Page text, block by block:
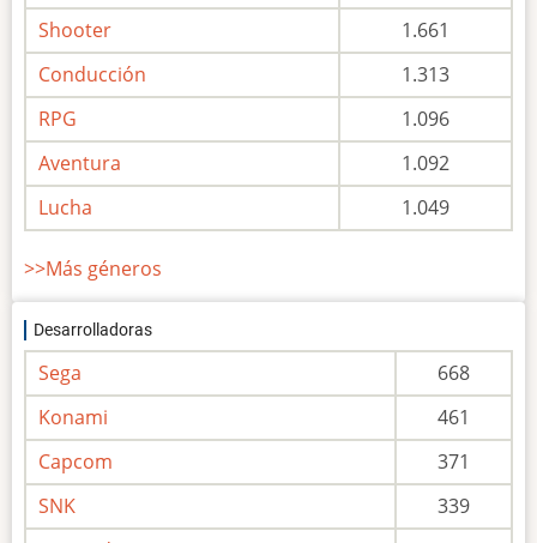
Shooter
1.661
Conducción
1.313
RPG
1.096
Aventura
1.092
Lucha
1.049
>>Más géneros
Desarrolladoras
Sega
668
Konami
461
Capcom
371
SNK
339